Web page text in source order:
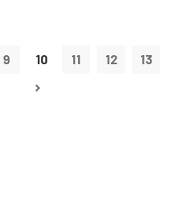
9 10 11 12 13